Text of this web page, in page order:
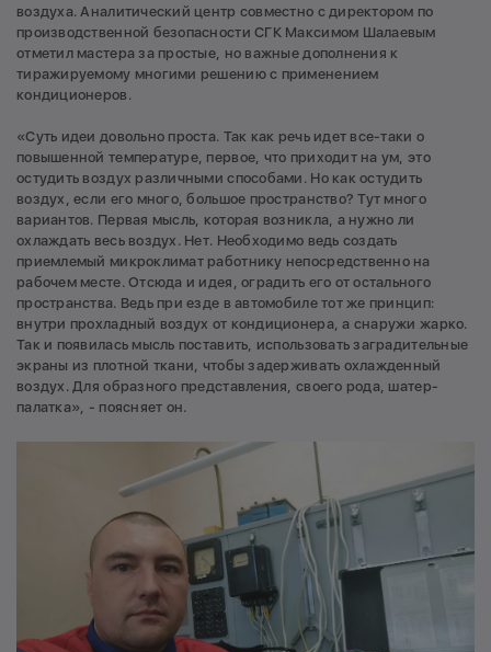
воздуха. Аналитический центр совместно с директором по
производственной безопасности СГК Максимом Шалаевым
отметил мастера за простые, но важные дополнения к
тиражируемому многими решению с применением
кондиционеров.
«Суть идеи довольно проста. Так как речь идет все-таки о
повышенной температуре, первое, что приходит на ум, это
остудить воздух различными способами. Но как остудить
воздух, если его много, большое пространство? Тут много
вариантов. Первая мысль, которая возникла, а нужно ли
охлаждать весь воздух. Нет. Необходимо ведь создать
приемлемый микроклимат работнику непосредственно на
рабочем месте. Отсюда и идея, оградить его от остального
пространства. Ведь при езде в автомобиле тот же принцип:
внутри прохладный воздух от кондиционера, а снаружи жарко.
Так и появилась мысль поставить, использовать заградительные
экраны из плотной ткани, чтобы задерживать охлажденный
воздух. Для образного представления, своего рода, шатер-
палатка», - поясняет он.